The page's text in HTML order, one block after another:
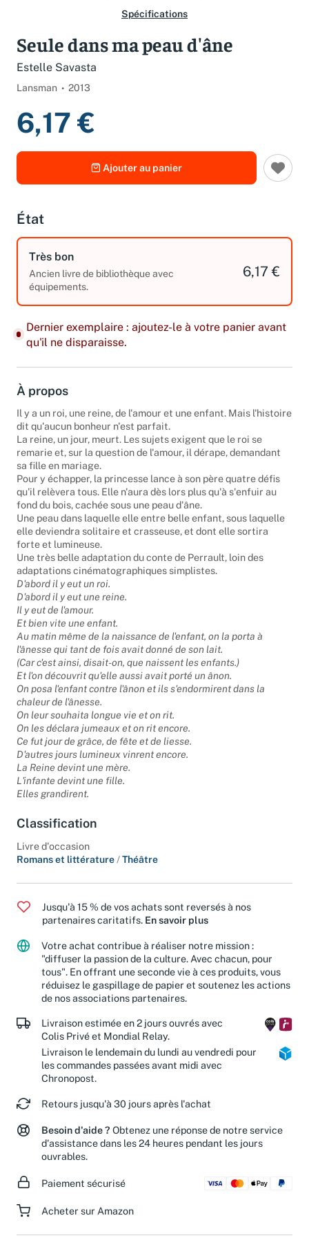
Seule dans ma peau d'âne
6,17 €
Ajouter au panier
État
Très bon
Ancien livre de bibliothèque avec
6,17 €
Dernier exemplaire : ajoutez-le à votre panier avant
qu'il ne disparaisse.
À propos
Il y a un roi, une reine, de l'amour et une enfant. Mais l'histoire
dit qu'aucun bonheur n'est parfait.
La reine, un jour, meurt. Les sujets exigent que le roi se
remarie et, sur la question de l'amour, il dérape, demandant
sa fille en mariage.
Pour y échapper, la princesse lance à son père quatre défis
qu'il relèvera tous. Elle n'aura dès lors plus qu'à s'enfuir au
fond du bois, cachée sous une peau d'âne.
Une peau dans laquelle elle entre belle enfant, sous laquelle
elle deviendra solitaire et crasseuse, et dont elle sortira
forte et lumineuse.
Une très belle adaptation du conte de Perrault, loin des
adaptations cinématographiques simplistes.
D'abord il y eut un roi.
D'abord il y eut une reine.
Il y eut de l'amour.
Et bien vite une enfant.
Au matin même de la naissance de l'enfant, on la porta à
l'ânesse qui tant de fois avait donné de son lait.
(Car c'est ainsi, disait-on, que naissent les enfants.)
Et l'on découvrit qu'elle aussi avait porté un ânon.
On posa l'enfant contre l'ânon et ils s'endormirent dans la
chaleur de l'ânesse.
On leur souhaita longue vie et on rit.
On les déclara jumeaux et on rit encore.
Ce fut jour de grâce, de fête et de liesse.
D'autres jours lumineux vinrent encore.
La Reine devint une mère.
L'infante devint une fille.
Elles grandirent.
Classification
Livre d'occasion
Jusqu'à 15 % de vos achats sont reversés à nos
partenaires caritatifs.
En savoir plus
Votre achat contribue à réaliser notre mission :
"diffuser la passion de la culture. Avec chacun, pour
tous". En offrant une seconde vie à ces produits, vous
réduisez le gaspillage de papier et soutenez les actions
de nos associations partenaires.
Livraison estimée en 2 jours ouvrés avec
Colis Privé et Mondial Relay.
Livraison le lendemain du lundi au vendredi pour
les commandes passées avant midi avec
Retours jusqu'à 30 jours après l'achat
Besoin d'aide ?Obtenez une réponse de notre service
d'assistance dans les 24 heures pendant les jours